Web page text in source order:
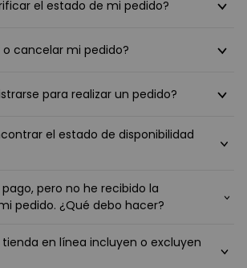
el estado de mi pedido?
cancelar mi pedido?
para realizar un pedido?
el estado de disponibilidad
pero no he recibido la
pedido. ¿Qué debo hacer?
tienda en línea incluyen o excluyen